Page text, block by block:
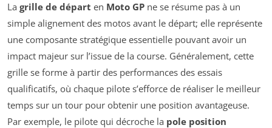
La grille de départ en Moto GP ne se résume pas à un
simple alignement des motos avant le départ; elle représente
une composante stratégique essentielle pouvant avoir un
impact majeur sur l’issue de la course. Généralement, cette
grille se forme à partir des performances des essais
qualificatifs, où chaque pilote s’efforce de réaliser le meilleur
temps sur un tour pour obtenir une position avantageuse.
Par exemple, le pilote qui décroche la pole position